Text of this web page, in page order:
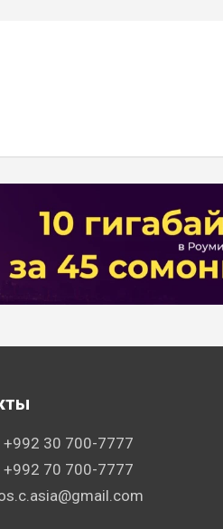
+992 30 700-7777
+992 70 700-7777